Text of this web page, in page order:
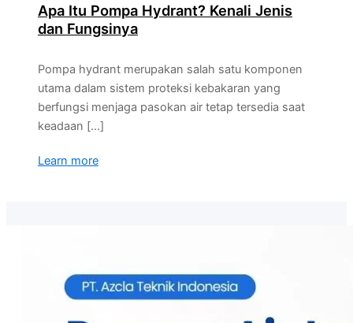
Apa Itu Pompa Hydrant? Kenali Jenis
dan Fungsinya
Pompa hydrant merupakan salah satu komponen
utama dalam sistem proteksi kebakaran yang
berfungsi menjaga pasokan air tetap tersedia saat
keadaan […]
Learn more